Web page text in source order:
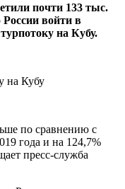
почти 133 тыс.
России войти в
на Кубу.
по сравнению с
года и на 124,7%
пресс-служба